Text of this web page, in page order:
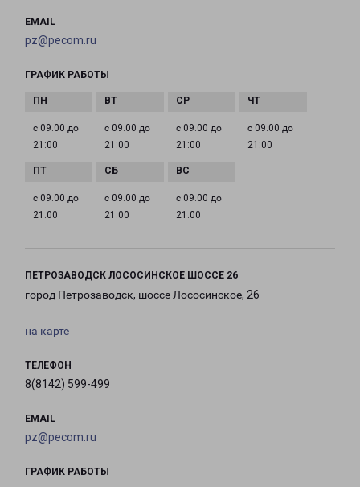
EMAIL
pz@pecom.ru
ГРАФИК РАБОТЫ
с 09:00 до
21:00
с 09:00 до
21:00
с 09:00 до
21:00
с 09:00 до
21:00
с 09:00 до
21:00
с 09:00 до
21:00
с 09:00 до
21:00
ПЕТРОЗАВОДСК ЛОСОСИНСКОЕ ШОССЕ 26
город Петрозаводск, шоссе Лососинское, 26
на карте
ТЕЛЕФОН
8(8142) 599-499
EMAIL
pz@pecom.ru
ГРАФИК РАБОТЫ